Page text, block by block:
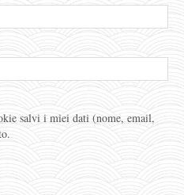
salvi i miei dati (nome, email,